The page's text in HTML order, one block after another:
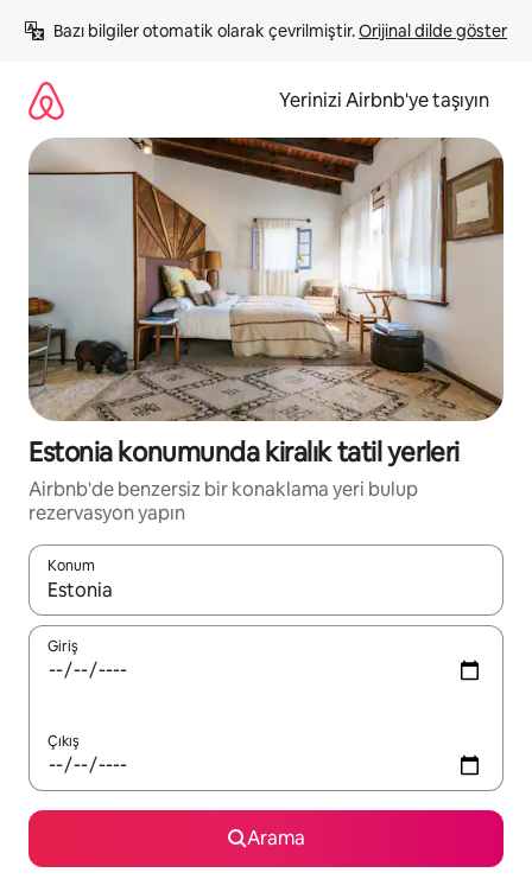
atla
Bazı bilgiler otomatik olarak çevrilmiştir. Orijinal dilde göster
Yerinizi Airbnb'ye taşıyın
Estonia konumunda kiralık tatil yerleri
Airbnb'de benzersiz bir konaklama yeri bulup
rezervasyon yapın
Konum
Sonuçlar kullanılabilir olduğunda yukarı ve aşağı oklarıyla
Giriş
Çıkış
Arama